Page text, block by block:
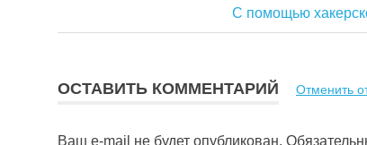
записям
Следующая
запись:
С помощью
ОСТАВИТЬ КОММЕНТАРИЙ Отменить
Ваш e-mail не будет опубликован.